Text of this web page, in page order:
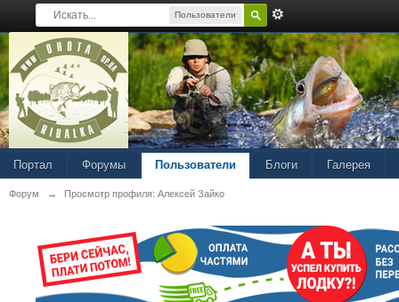
Пользователи
Портал Форумы Пользователи Блоги Галерея
Форум → Просмотр профиля: Алексей Зайко